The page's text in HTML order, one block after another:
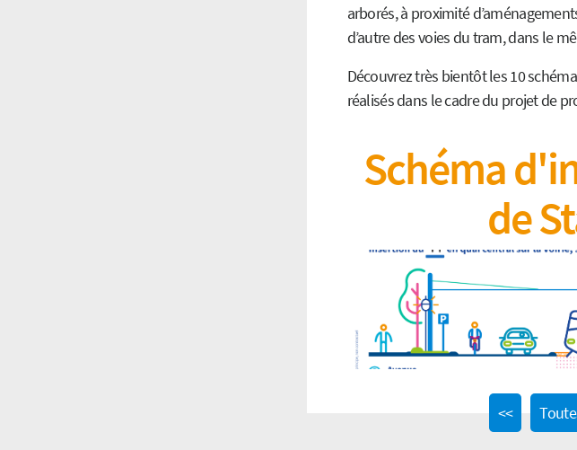
arborés, à proximité
d’autre des voies du tram, dans le
Découvrez très bientôt les 10
réalisés dans le cadre du projet de
Schéma
de
<<Previous
post: